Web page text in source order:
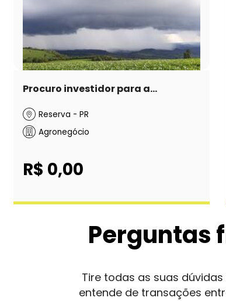
Procuro investidor para a...
Reserva - PR
Agronegócio
R$ 0,00
Perguntas
Tire todas as suas
entende de transações